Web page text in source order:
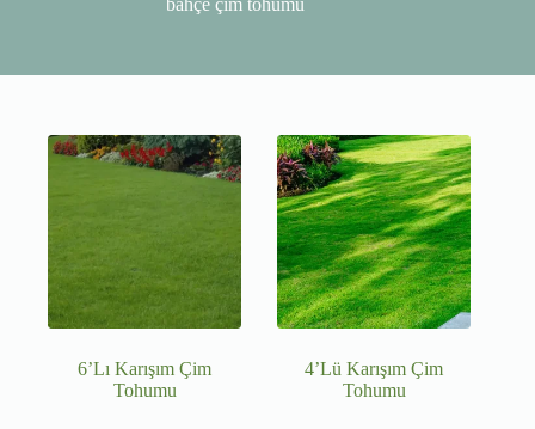
bahçe çim tohumu
6’Lı Karışım Çim
Tohumu
4’Lü Karışım Çim
Tohumu